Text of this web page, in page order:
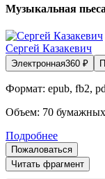
Музыкальная
Сергей Казакевич
Электронная360 ₽
Формат: epub, fb2,
Объем: 70 бумажных
Подробнее
Пожаловаться
Читать фрагмент